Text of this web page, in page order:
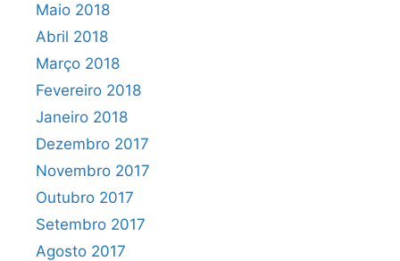
Maio 2018
Abril 2018
Março 2018
Fevereiro 2018
Janeiro 2018
Dezembro 2017
Novembro 2017
Outubro 2017
Setembro 2017
Agosto 2017